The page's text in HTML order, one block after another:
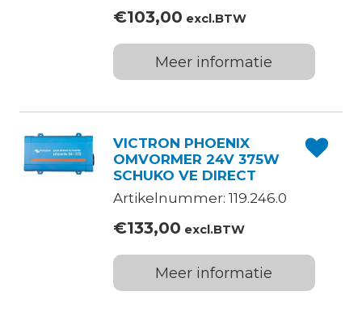
€103,00 excl.BTW
Meer informatie
VICTRON PHOENIX
OMVORMER 24V 375W
SCHUKO VE DIRECT
Artikelnummer: 119.246.0
€133,00 excl.BTW
Meer informatie